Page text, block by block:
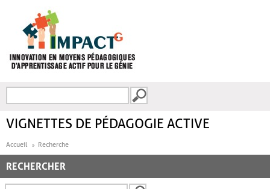
FORMULAIRE DE
VIGNETTES DE PÉDAGOGIE ACTIVE
Accueil Recherche
RECHERCHER